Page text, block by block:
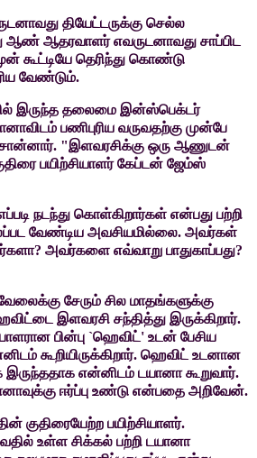
தியேட்டருக்கு செல்ல
ஆண் ஆதரவாளர் எவருடனாவது சாப்பிட
கூட்டியே தெரிந்து கொண்டு
வேண்டும்.
இருந்த தலைமை இன்ஸ்பெக்டர்
பணிபுரிய வருவதற்கு முன்பே
"இளவரசிக்கு ஒரு ஆணுடன்
பயிற்சியாளர் கேப்டன் ஜேம்ஸ்
நடந்து கொள்கிறார்கள் என்பது பற்றி
வேண்டிய அவசியமில்லை. அவர்கள்
? அவர்களை எவ்வாறு பாதுகாப்பது?
சேரும் சில மாதங்களுக்கு
இளவரசி சந்தித்து இருக்கிறார்.
பின்பு `ஹெவிட் ' உடன் பேசிய
கூறியிருக்கிறார். ஹெவிட் உடனான
இருந்ததாக என்னிடம் டயானா கூறுவார்.
ஈர்ப்பு உண்டு என்பதை அறிவேன்.
குதிரையேற்ற பயிற்சியாளர்.
உள்ள சிக்கல் பற்றி டயானா